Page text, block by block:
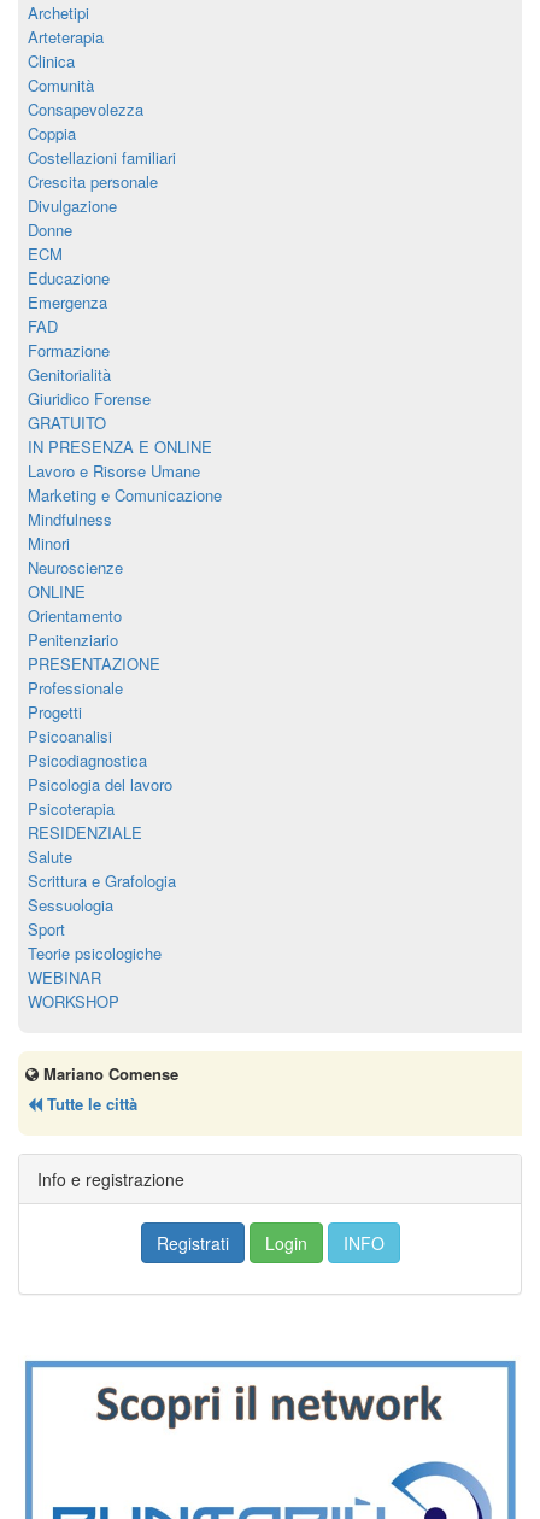
Archetipi
Arteterapia
Clinica
Comunità
Consapevolezza
Coppia
Costellazioni familiari
Crescita personale
Divulgazione
Donne
ECM
Educazione
Emergenza
FAD
Formazione
Genitorialità
Giuridico Forense
GRATUITO
IN PRESENZA E ONLINE
Lavoro e Risorse Umane
Marketing e Comunicazione
Mindfulness
Minori
Neuroscienze
ONLINE
Orientamento
Penitenziario
PRESENTAZIONE
Professionale
Progetti
Psicoanalisi
Psicodiagnostica
Psicologia del lavoro
Psicoterapia
RESIDENZIALE
Salute
Scrittura e Grafologia
Sessuologia
Sport
Teorie psicologiche
WEBINAR
WORKSHOP
Mariano Comense
Tutte le città
Info e registrazione
Registrati Login INFO